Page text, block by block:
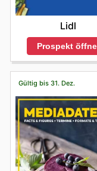
bekannte Marken
finden, oft
und Aktionen.
Beim Einkauf bei
Kunden von
authentischen
ermutigt, die
und sich über
begrenzte Rabatte
Finden Sie Ihre
Sie noch heute
https://
Lidl
Prospekt
Gültig bis 31. Dez.